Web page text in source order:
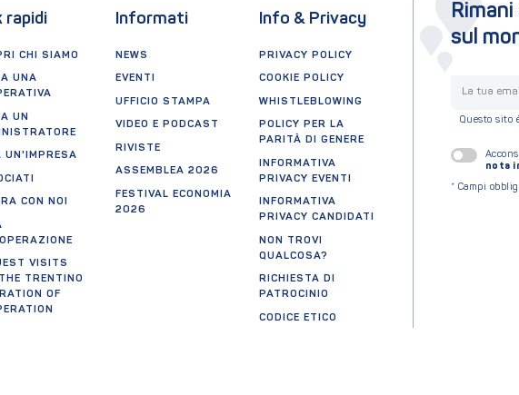
rapidi
CHI SIAMO
UNA
UN
UN'IMPRESA
CON NOI
VISITS
TRENTINO
OF
Informati
NEWS
EVENTI
UFFICIO STAMPA
VIDEO E PODCAST
RIVISTE
ASSEMBLEA 2026
FESTIVAL ECONOMIA
2026
Info & Privacy
PRIVACY POLICY
COOKIE POLICY
WHISTLEBLOWING
POLICY PER LA
PARITÀ DI GENERE
INFORMATIVA
PRIVACY EVENTI
INFORMATIVA
PRIVACY CANDIDATI
NON TROVI
QUALCOSA?
RICHIESTA DI
PATROCINIO
CODICE ETICO
sul
Questo sito
nota
* Campi